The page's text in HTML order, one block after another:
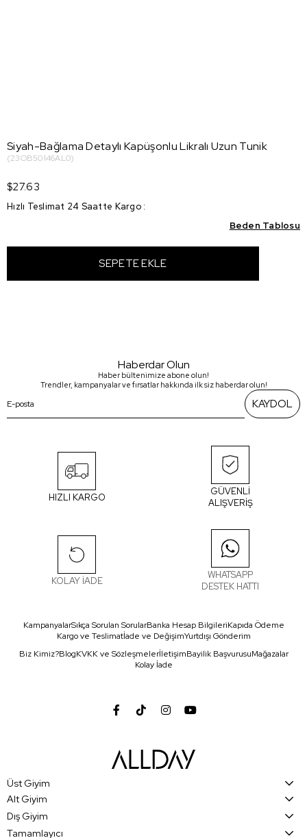
Siyah-Bağlama Detaylı Kapüşonlu Likralı Uzun Tunik
(23OB50146AL0)
$27.63
Hızlı Teslimat 24 Saatte Kargo :
Beden Tablosu
Haberdar Olun
Haber bültenimize abone olun!
Trendler, kampanyalar ve fırsatlar hakkında ilk siz haberdar olun!
KAYDOL
HIZLI KARGO
GÜVENLİ
ALIŞVERİŞ
KOLAY İADE
WHATSAPP
DESTEK HATTI
KampanyalarSıkça Sorulan SorularBanka Hesap BilgileriKapıda Ödeme
Kargo ve Teslimatİade ve DeğişimYurtdışı Gönderim
Biz Kimiz?BlogKVKK ve SözleşmelerİletişimBayilik BaşvurusuMağazalar
Kolay İade
Üst Giyim
Alt Giyim
Dış Giyim
Tamamlayıcı